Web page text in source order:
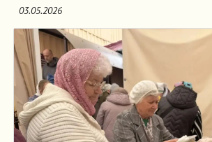
03.05.2026